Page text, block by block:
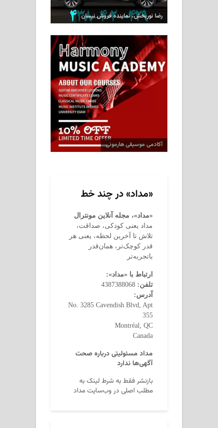
رضا نوربخش، نماینده فروش نیسان
آکادمی موسیقی هارمونی
«مداد» در چند خط
«مداد»، مجله آنلاین مونترال
مداد یعنی کودکی، صداقت،
تلاش تا آخرین لحظه، یعنی هر
قدر کوچک‌تر، همان‌قدر
باتجربه‌تر
ارتباط با «مداد»:
تلفن:
آدرس:
No. 3285 Cavendish Blvd, Apt
355
Montréal, QC
Canada
مداد مسئولیتی درباره صحت
آگهی‌ها ندارد
بازنشر فقط به شرط لینک به
مطلب اصلی در وب‌سایت مداد